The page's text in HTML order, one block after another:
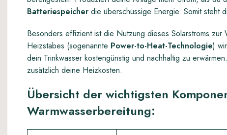
Batteriespeicher die überschüssige Energie. Somit steht
Besonders effizient ist die Nutzung dieses Solarstroms
Heizstabes (sogenannte Power-to-Heat-Technologie)
dein Trinkwasser kostengünstig und nachhaltig zu
zusätzlich deine Heizkosten.
Übersicht der wichtigsten
Warmwasserbereitung: